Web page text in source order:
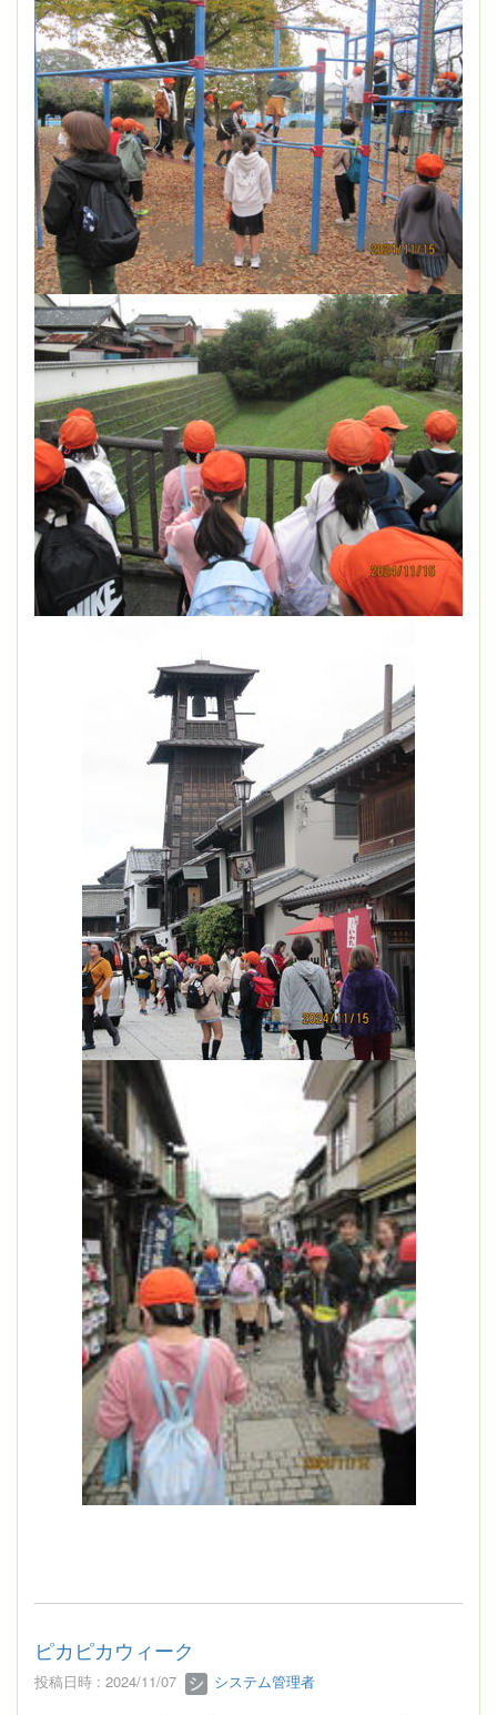
ピカピカウィーク
投稿日時 : 2024/11/07 システム管理者